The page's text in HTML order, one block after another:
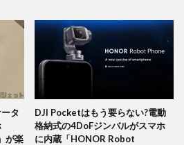
タ
が楽
DJI Pocketはもう要らない?電動
格納式の4DoFジンバルがスマホ
に内蔵「HONOR Robot